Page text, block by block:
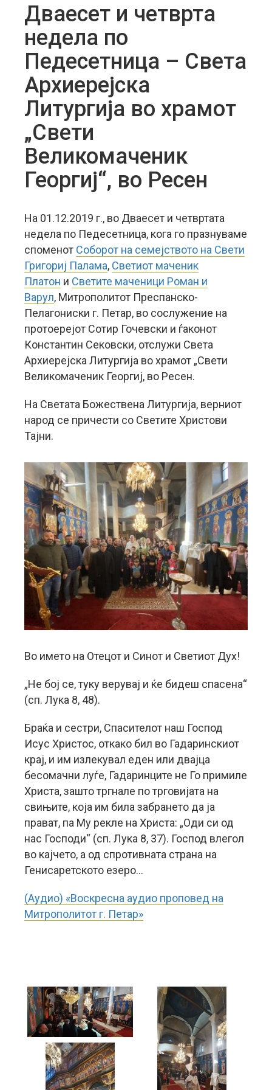
Дваесет и четврта
недела по
Педесетница – Света
Архиерејска
Литургија во храмот
„Свети
Великомаченик
Георгиј“, во Ресен
На 01.12.2019 г., во Дваесет и четвртата
недела по Педесетница, кога го празнуваме
споменот Соборот на семејството на Свети
Григориј Палама, Светиот маченик
Платон и Светите маченици Роман и
Варул, Митрополитот Преспанско-
Пелагониски г. Петар, во сослужение на
протоерејот Сотир Гочевски и ѓаконот
Константин Сековски, отслужи Света
Архиерејска Литургија во храмот „Свети
Великомаченик Георгиј, во Ресен.
На Светата Божествена Литургија, верниот
народ се причести со Светите Христови
Тајни.
Во името на Отецот и Синот и Светиот Дух!
„Не бој се, туку верувај и ќе бидеш спасена“
(сп. Лука 8, 48).
Браќа и сестри, Спасителот наш Господ
Исус Христос, откако бил во Гадаринскиот
крај, и им излекувал еден или двајца
бесомачни луѓе, Гадаринците не Го примиле
Христа, зашто тргнале по трговијата на
свињите, која им била забрането да ја
прават, па Му рекле на Христа: „Оди си од
нас Господи“ (сп. Лука 8, 37). Господ влегол
во кајчето, а од спротивната страна на
Генисаретското езеро…
(Аудио) «Воскресна аудио проповед на
Митрополитот г. Петар»